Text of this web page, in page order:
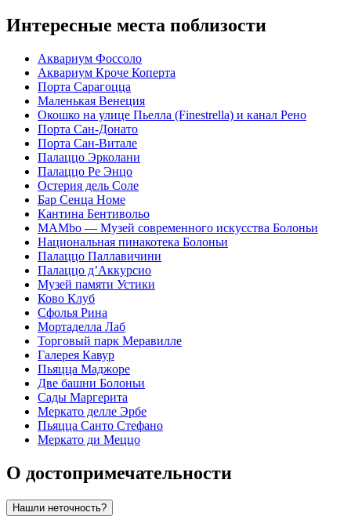
Интересные места поблизости
Аквариум Фоссоло
Аквариум Кроче Коперта
Порта Сарагоцца
Маленькая Венеция
Окошко на улице Пьелла (Finestrella) и канал Рено
Порта Сан-Донато
Порта Сан-Витале
Палаццо Эрколани
Палаццо Ре Энцо
Остерия дель Соле
Бар Сенца Номе
Кантина Бентивольо
MAMbo — Музей современного искусства Болоньи
Национальная пинакотека Болоньи
Палаццо Паллавичини
Палаццо д’Аккурсио
Музей памяти Устики
Ково Клуб
Сфолья Рина
Мортаделла Лаб
Торговый парк Меравилле
Галерея Кавур
Пьяцца Маджоре
Две башни Болоньи
Сады Маргерита
Меркато делле Эрбе
Пьяцца Санто Стефано
Меркато ди Меццо
О достопримечательности
Нашли неточность?